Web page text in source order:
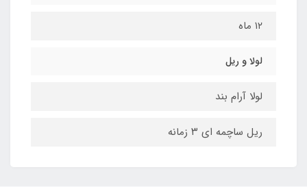
۱۲ ماه
لولا و ریل
لولا آرام بند
ریل ساچمه ای ۳ زمانه